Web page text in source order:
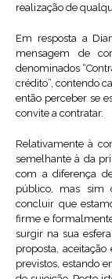
realização de
Em resposta a
mensagem de
denominados
crédito”, contendo
então perceber se
convite a contratar.
Relativamente à
semelhante à da
com a diferença
público, mas sim
concluir que
firme e
surgir na sua
proposta,
previstos, estando